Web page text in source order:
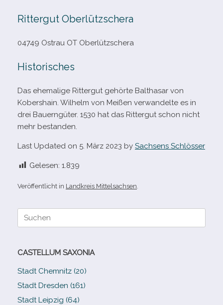
Rittergut Oberlützschera
04749 Ostrau OT Oberlützschera
Historisches
Das ehe­ma­lige Rittergut gehörte Balthasar von
Kobershain. Wilhelm von Meißen ver­wan­delte es in
drei Bauerngüter. 1530 hat das Rittergut schon nicht
mehr bestanden.
Last Updated on 5. März 2023 by Sachsens Schlösser
Gelesen: 1.839
Veröffentlicht in Landkreis Mittelsachsen
Suche
CASTELLUM SAXONIA
Stadt Chemnitz (20)
Stadt Dresden (161)
Stadt Leipzig (64)